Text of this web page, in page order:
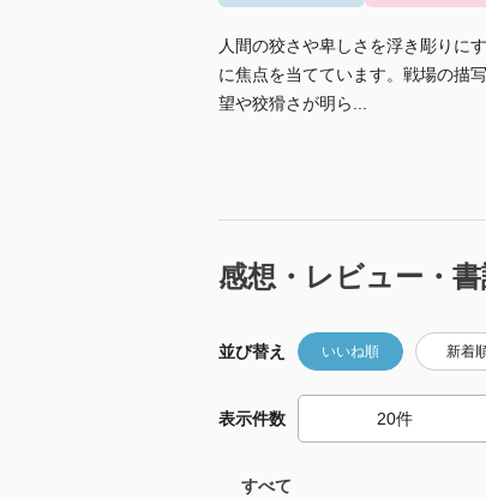
人間の狡さや卑しさを浮き彫りに
に焦点を当てています。戦場の描
望や狡猾さが明ら...
感想・レビュー・
並び替え いいね順 新着
表示件数
すべて